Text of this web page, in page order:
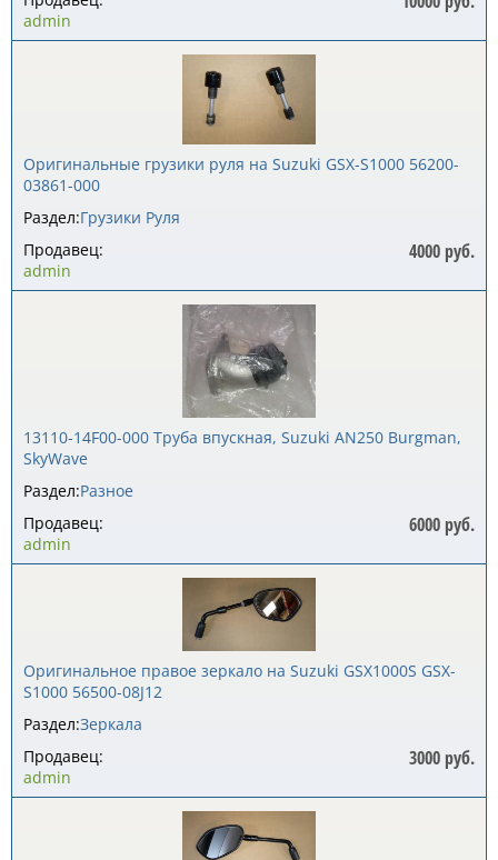
admin
Оригинальные грузики руля на Suzuki GSX-S1000 56200-
03861-000
Раздел:Грузики Руля
4000 руб.
Продавец:
admin
13110-14F00-000 Труба впускная, Suzuki AN250 Burgman,
SkyWave
Раздел:Разное
6000 руб.
Продавец:
admin
Оригинальное правое зеркало на Suzuki GSX1000S GSX-
S1000 56500-08J12
Раздел:Зеркала
3000 руб.
Продавец:
admin